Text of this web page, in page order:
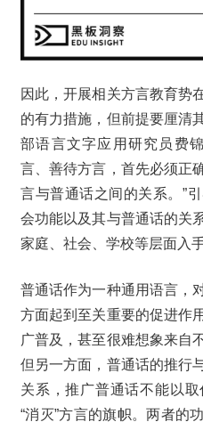
因此，开展相关方言教育势
的有力措施，但前提要厘清
部语言文字应用研究员费
言、善待方言，首先必须正
言与普通话之间的关系。”
会功能以及其与普通话的关
家庭、社会、学校等层面入手
普通话作为一种通用语言，
方面起到至关重要的促进作
广普及，甚至很难想象来自
但另一方面，普通话的推行
关系，推广普通话不能以
“消灭”方言的旗帜。两者的